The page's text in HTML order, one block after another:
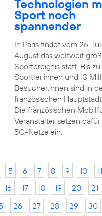
Technologien
Sport noch
spannender
In Paris findet vom 26. Juli
August das weltweit
Sportereignis statt. Bis zu
Sportler:innen und 13
Besucher:innen sind in
französischen Hauptstadt
Die französischen
Veranstalter setzen dafür
5G-Netze ein.
5 6 7 8 9 10 11
16 17 18 19 20 21
26 27 28 29 30